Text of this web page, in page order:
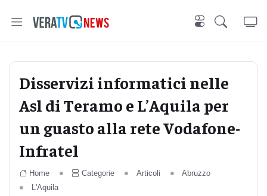
Disservizi informatici nelle
Asl di Teramo e L’Aquila per
un guasto alla rete Vodafone-
Infratel
Home Categorie Articoli
Abruzzo
L'Aquila